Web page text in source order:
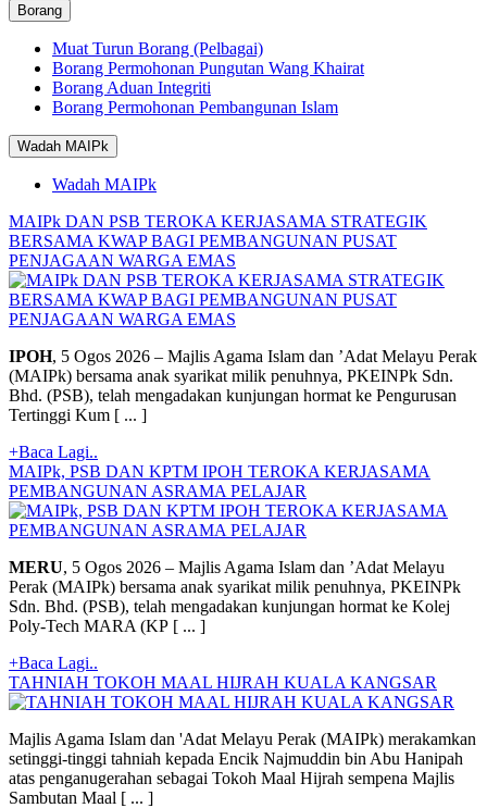
Borang
Muat Turun Borang (Pelbagai)
Borang Permohonan Pungutan Wang Khairat
Borang Aduan Integriti
Borang Permohonan Pembangunan Islam
Wadah MAIPk
Wadah MAIPk
MAIPk DAN PSB TEROKA KERJASAMA STRATEGIK
BERSAMA KWAP BAGI PEMBANGUNAN PUSAT
PENJAGAAN WARGA EMAS
IPOH, 5 Ogos 2026 – Majlis Agama Islam dan ’Adat Melayu Perak
(MAIPk) bersama anak syarikat milik penuhnya, PKEINPk Sdn.
Bhd. (PSB), telah mengadakan kunjungan hormat ke Pengurusan
Tertinggi Kum [ ... ]
+Baca Lagi..
MAIPk, PSB DAN KPTM IPOH TEROKA KERJASAMA
PEMBANGUNAN ASRAMA PELAJAR
MERU, 5 Ogos 2026 – Majlis Agama Islam dan ’Adat Melayu
Perak (MAIPk) bersama anak syarikat milik penuhnya, PKEINPk
Sdn. Bhd. (PSB), telah mengadakan kunjungan hormat ke Kolej
Poly-Tech MARA (KP [ ... ]
+Baca Lagi..
TAHNIAH TOKOH MAAL HIJRAH KUALA KANGSAR
Majlis Agama Islam dan 'Adat Melayu Perak (MAIPk) merakamkan
setinggi-tinggi tahniah kepada Encik Najmuddin bin Abu Hanipah
atas penganugerahan sebagai Tokoh Maal Hijrah sempena Majlis
Sambutan Maal [ ... ]
Tawaran Tender / Sebutharga - Kenyataan Tawaran